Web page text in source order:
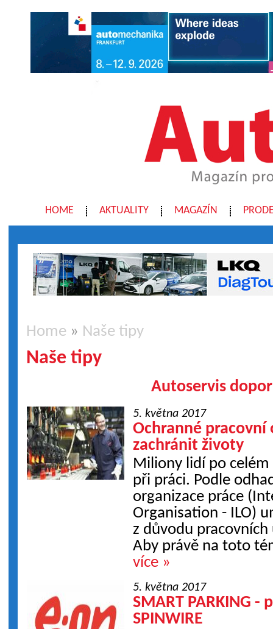
HOME AKTUALITY MAGAZÍN
Home » Naše tipy
Naše tipy
Autoservis
5. května 2017
Ochranné pracovní
zachránit životy
Miliony lidí po celém
při práci. Podle
organizace práce
Organisation - ILO)
z důvodu
Aby právě na toto
více »
5. května 2017
SMART PARKING -
SPINWIRE